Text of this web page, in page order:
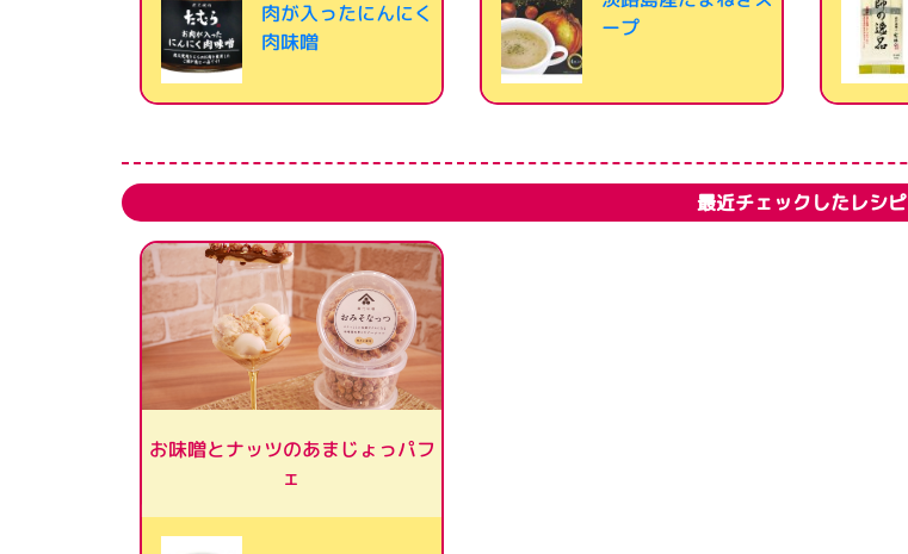
肉が入ったにんにく
肉味噌
ープ
最近チェックしたレシピ
お味噌とナッツのあまじょっパフ
ェ